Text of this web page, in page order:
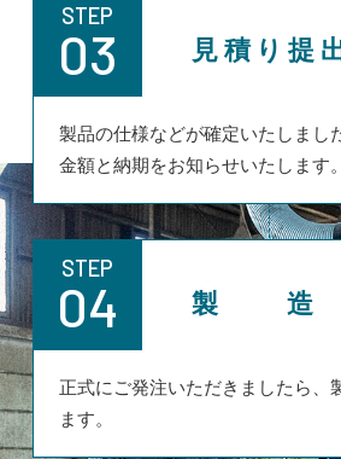
STEP
03 見積り提
製品の仕様などが確定いたしまし
金額と納期をお知らせいたします。
STEP
04 製 造
正式にご発注いただきましたら、
ます。